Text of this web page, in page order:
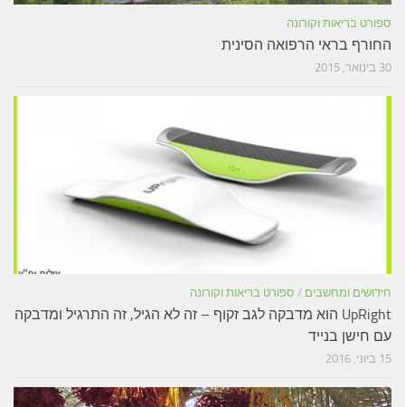
ספורט בריאות וקורונה
החורף בראי הרפואה הסינית
30 בינואר, 2015
חידושים ומחשבים / ספורט בריאות וקורונה
UpRight הוא מדבקה לגב זקוף – זה לא הגיל, זה התרגיל ומדבקה
עם חישן בנייד
15 ביוני, 2016